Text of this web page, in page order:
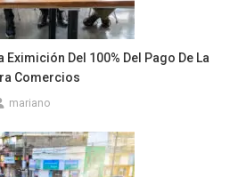
Eximición Del 100% Del Pago De La
Comercios
mariano